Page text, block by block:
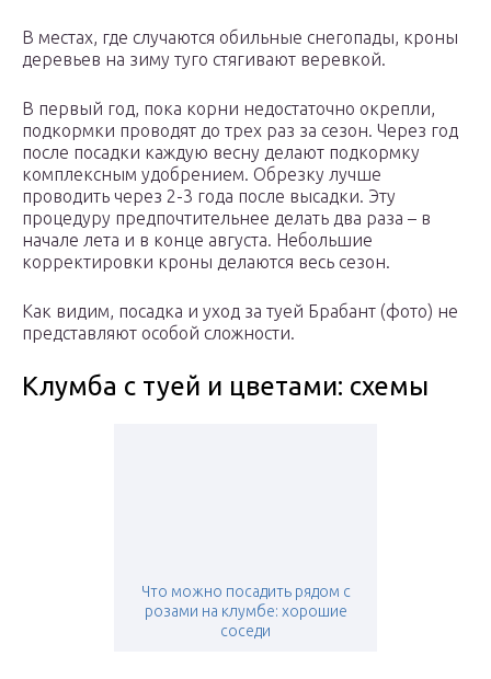
В местах, где случаются обильные снегопады, кроны
деревьев на зиму туго стягивают веревкой.
В первый год, пока корни недостаточно окрепли,
подкормки проводят до трех раз за сезон. Через год
после посадки каждую весну делают подкормку
комплексным удобрением. Обрезку лучше
проводить через 2-3 года после высадки. Эту
процедуру предпочтительнее делать два раза – в
начале лета и в конце августа. Небольшие
корректировки кроны делаются весь сезон.
Как видим, посадка и уход за туей Брабант (фото) не
представляют особой сложности.
Клумба с туей и цветами: схемы
Что можно посадить рядом с
розами на клумбе: хорошие
соседи